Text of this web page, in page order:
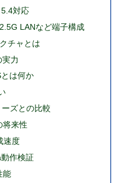
対応
LANなど端子構成
チャとは
力
は何か
ズとの比較
将来性
速度
作検証
能